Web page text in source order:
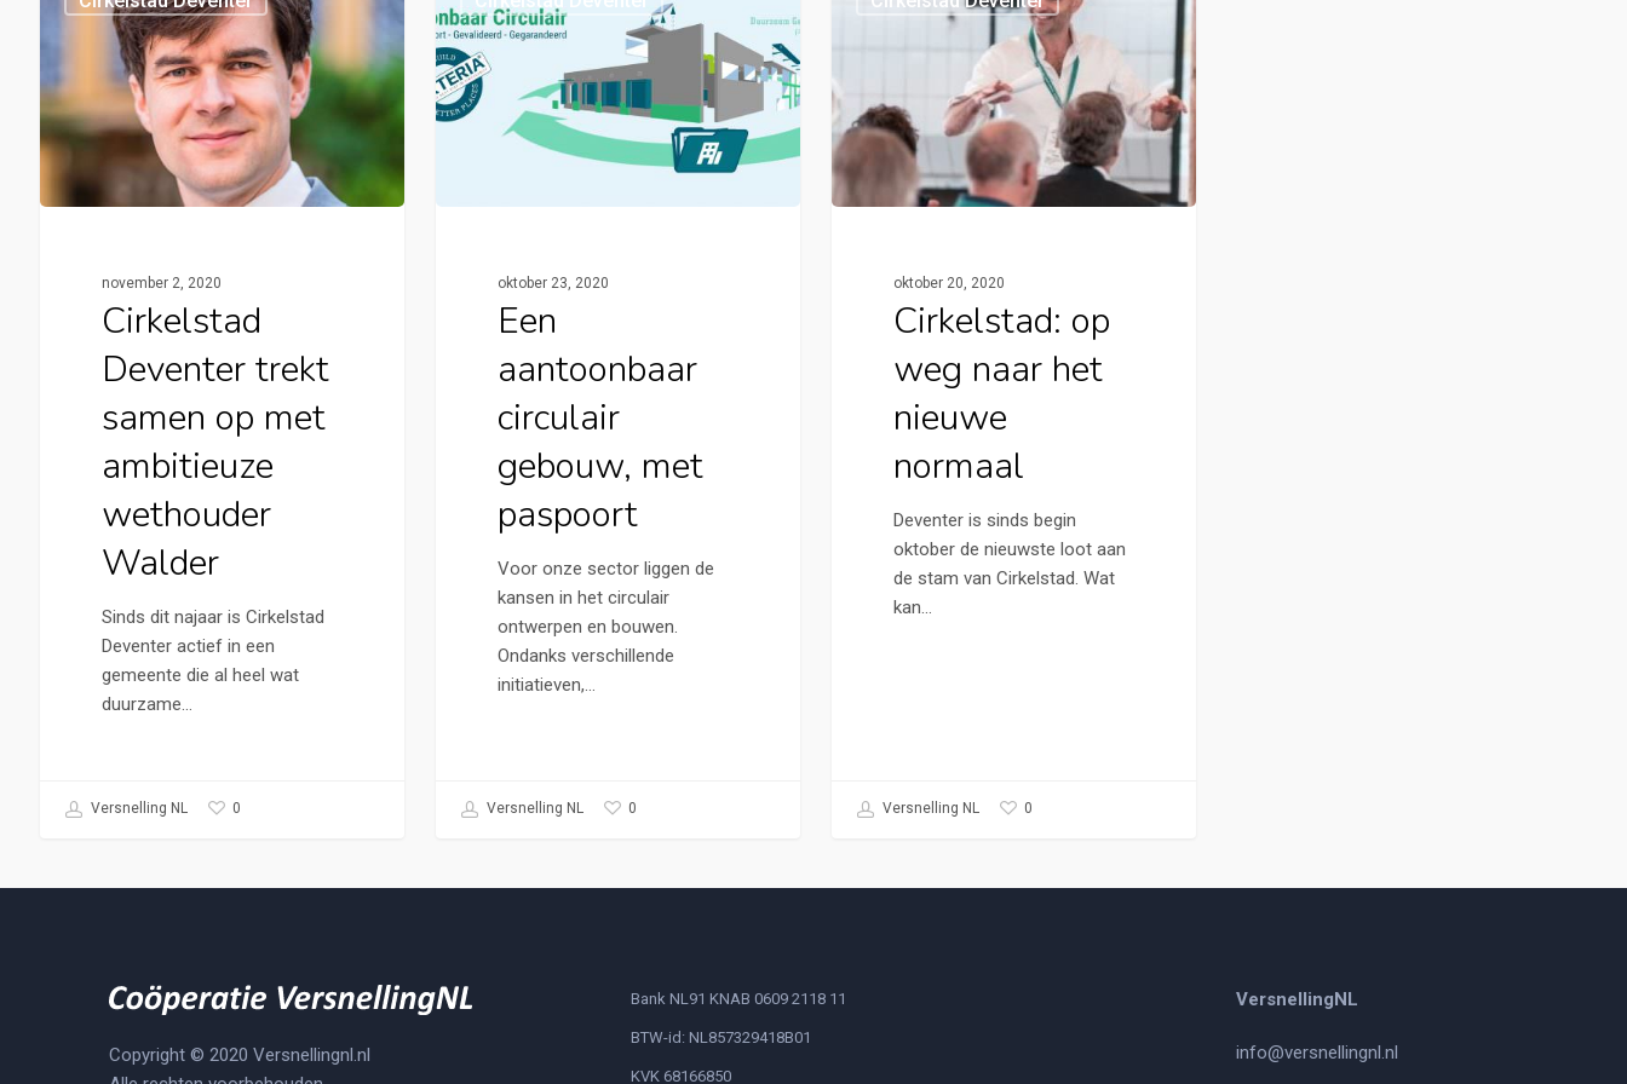
november 2, 2020
Cirkelstad
Deventer trekt
samen op met
ambitieuze
wethouder
Walder
Sinds dit najaar is Cirkelstad
Deventer actief in een
gemeente die al heel wat
duurzame…
Versnelling NL 0
oktober 23, 2020
Een
aantoonbaar
circulair
gebouw, met
paspoort
Voor onze sector liggen de
kansen in het circulair
ontwerpen en bouwen.
Ondanks verschillende
initiatieven,…
Versnelling NL 0
oktober 20, 2020
Cirkelstad: op
weg naar het
nieuwe
normaal
Deventer is sinds begin
oktober de nieuwste loot aan
de stam van Cirkelstad. Wat
kan…
Versnelling NL 0
Copyright © 2020 Versnellingnl.nl
Bank NL91 KNAB 0609 2118 11
BTW-id: NL857329418B01
KVK 68166850
VersnellingNL
info@versnellingnl.nl